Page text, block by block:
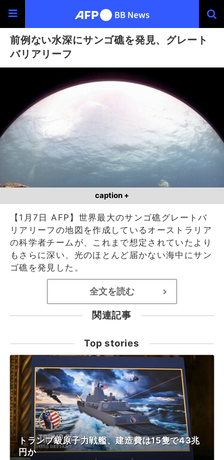
前例ない水深にサンゴ礁を発見、グレート
バリアリーフ
caption +
【1月7日 AFP】世界最大のサンゴ礁グレートバ
リアリーフの地図を作成しているオーストラリア
の科学者チームが、これまで想定されていたより
もさらに深い、光のほとんど届かない海中にサン
ゴ礁を発見した。
全文を読む >
関連記事
Top stories
トランプ級原子力戦艦、建造費は15隻で43兆
円か